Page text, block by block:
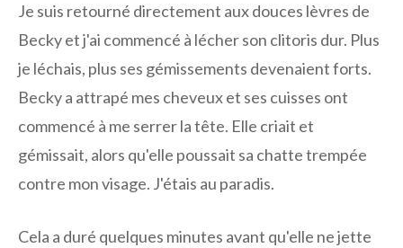
Je suis retourné directement aux douces lèvres de
Becky et j'ai commencé à lécher son clitoris dur. Plus
je léchais, plus ses gémissements devenaient forts.
Becky a attrapé mes cheveux et ses cuisses ont
commencé à me serrer la tête. Elle criait et
gémissait, alors qu'elle poussait sa chatte trempée
contre mon visage. J'étais au paradis.
Cela a duré quelques minutes avant qu'elle ne jette